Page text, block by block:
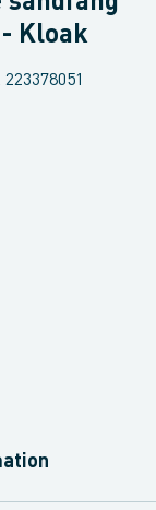
Kloak
223378051